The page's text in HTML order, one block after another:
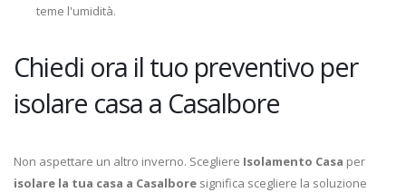
teme l'umidità.
Chiedi ora il tuo preventivo per
isolare casa a Casalbore
Non aspettare un altro inverno. Scegliere Isolamento Casa per
isolare la tua casa a Casalbore significa scegliere la soluzione